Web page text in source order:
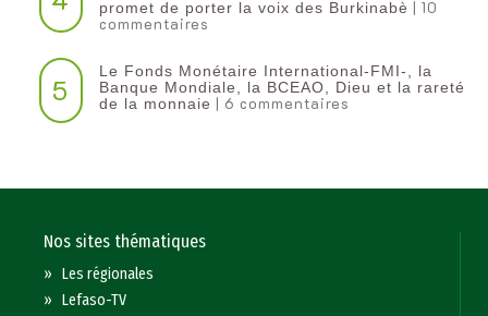
promet de porter la voix des Burkinabè
| 10
commentaires
5
Le Fonds Monétaire International-FMI-, la
Banque Mondiale, la BCEAO, Dieu et la rareté
de la monnaie
| 6 commentaires
Nos sites thématiques
»Les régionales
»Lefaso-TV